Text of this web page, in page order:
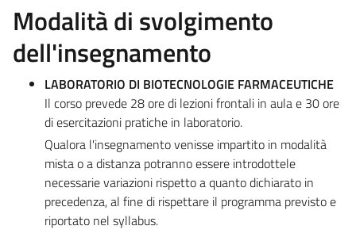
Modalità di svolgimento
dell'insegnamento
LABORATORIO DI BIOTECNOLOGIE FARMACEUTICHE
Il corso prevede 28 ore di lezioni frontali in aula e 30 ore
di esercitazioni pratiche in laboratorio.
Qualora l'insegnamento venisse impartito in modalità
mista o a distanza potranno essere introdottele
necessarie variazioni rispetto a quanto dichiarato in
precedenza, al fine di rispettare il programma previsto e
riportato nel syllabus.